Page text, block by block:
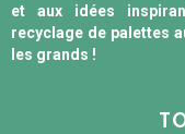
et aux idées
recyclage de palettes
les grands !